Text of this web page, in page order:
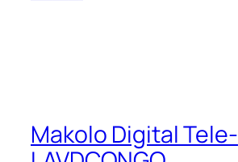
Makolo Digital Tele-